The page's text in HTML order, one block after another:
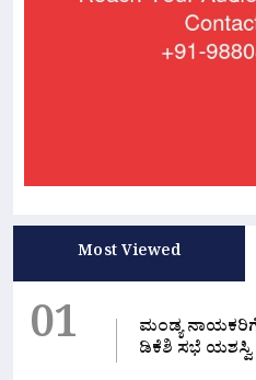
Most Viewed
01
ಮಂಡ್ಯ
ಡಿಕೆಶಿ ಸಭೆ ಯಶಸ್ವಿ